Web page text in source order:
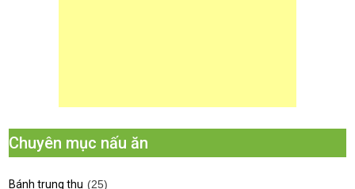
Chuyên mục nấu ăn
Bánh trung thu (25)